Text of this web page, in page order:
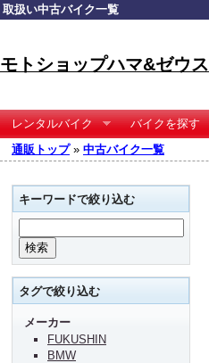
取扱い中古バイク一覧
モトショップハマ&ゼウス
レンタルバイク バイクを探す
通販トップ» 中古バイク一覧
キーワードで絞り込む
タグで絞り込む
メーカー
FUKUSHIN
BMW